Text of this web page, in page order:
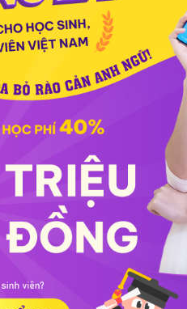
Phổ thông